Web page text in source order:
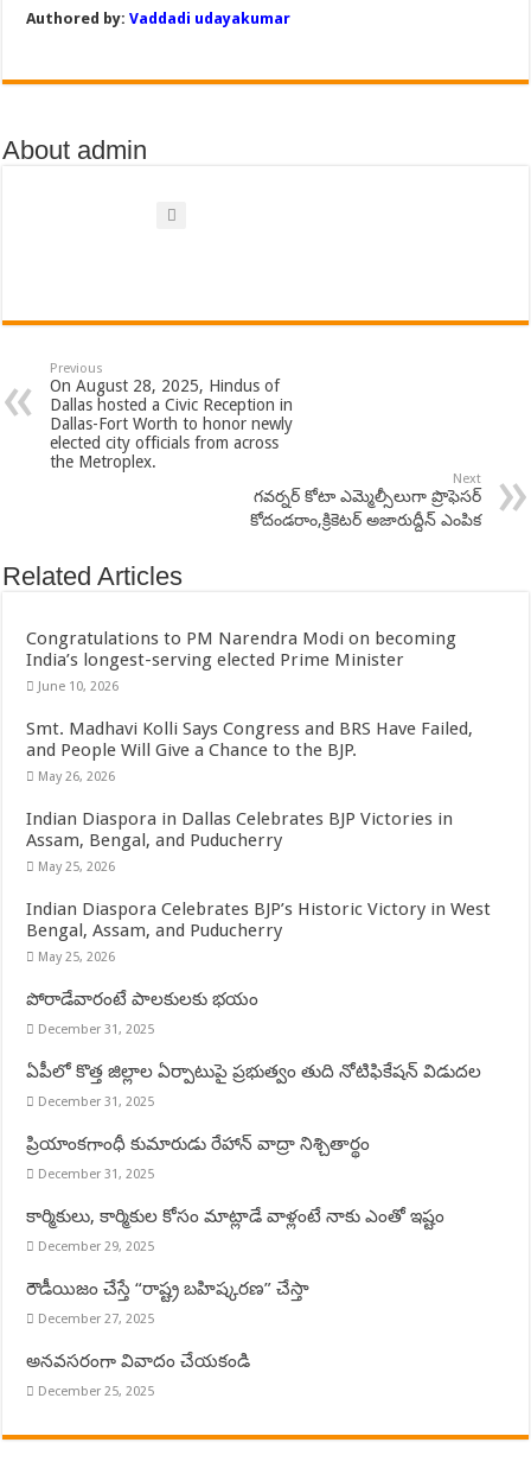
Authored by: Vaddadi udayakumar
About admin
Previous
On August 28, 2025, Hindus of
Dallas hosted a Civic Reception in
Dallas-Fort Worth to honor newly
elected city officials from across
the Metroplex.
Next
గవర్నర్ కోటా ఎమ్మెల్సీలుగా ప్రొఫెసర్
కోదండరాం,క్రికెటర్ అజారుద్దీన్ ఎంపిక
Related Articles
Congratulations to PM Narendra Modi on becoming
India’s longest-serving elected Prime Minister
June 10, 2026
Smt. Madhavi Kolli Says Congress and BRS Have Failed,
and People Will Give a Chance to the BJP.
May 26, 2026
Indian Diaspora in Dallas Celebrates BJP Victories in
Assam, Bengal, and Puducherry
May 25, 2026
Indian Diaspora Celebrates BJP’s Historic Victory in West
Bengal, Assam, and Puducherry
May 25, 2026
పోరాడేవారంటే పాలకులకు భయం
December 31, 2025
ఏపీలో కొత్త జిల్లాల ఏర్పాటుపై ప్రభుత్వం తుది నోటిఫికేషన్ విడుదల
December 31, 2025
ప్రియాంకగాంధీ కుమారుడు రేహాన్ వాద్రా నిశ్చితార్థం
December 31, 2025
కార్మికులు, కార్మికుల కోసం మాట్లాడే వాళ్లంటే నాకు ఎంతో ఇష్టం
December 29, 2025
రౌడీయిజం చేస్తే “రాష్ట్ర బహిష్కరణ” చేస్తా
December 27, 2025
అనవసరంగా వివాదం చేయకండి
December 25, 2025